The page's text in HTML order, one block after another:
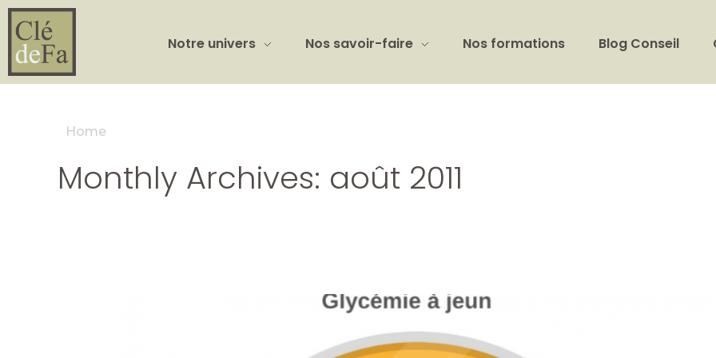
Notre univers Nos savoir-faire Nos formations Blog Conseil
Home
Monthly Archives: août 2011